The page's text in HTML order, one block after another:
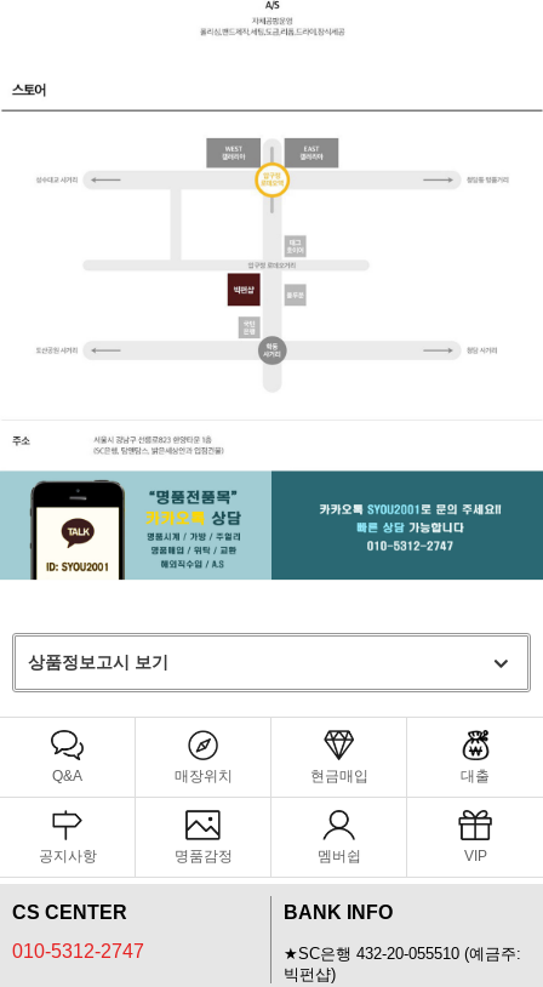
상품정보고시 보기
Q&A 매장위치 현금매입 대출
공지사항 명품감정 멤버쉽 VIP
CS CENTER
010-5312-2747
BANK INFO
★SC은행 432-20-055510 (예금주:
빅펀샵)